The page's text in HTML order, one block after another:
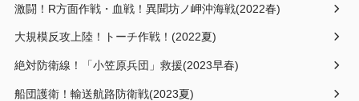
激闘！R方面作戦・血戦！異聞坊ノ岬沖海戦(2022春)
大規模反攻上陸！トーチ作戦！(2022夏)
絶対防衛線！「小笠原兵団」救援(2023早春)
船団護衛！輸送航路防衛戦(2023夏)